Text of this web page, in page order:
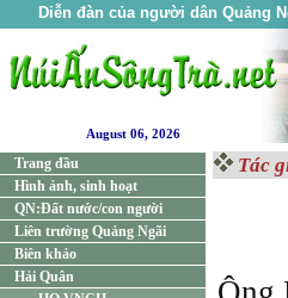
Diễn đàn của người dân Quảng
August 06, 2026
Trang đầu
Hình ảnh, sinh hoạt
QN:Đất nước/con người
Liên trường Quảng Ngãi
Biên khảo
Hải Quân
Tác